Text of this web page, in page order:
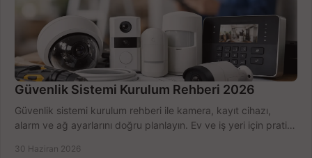
Güvenlik Sistemi Kurulum Rehberi 2026
Güvenlik sistemi kurulum rehberi ile kamera, kayıt cihazı,
alarm ve ağ ayarlarını doğru planlayın. Ev ve iş yeri için pratik
30 Haziran 2026